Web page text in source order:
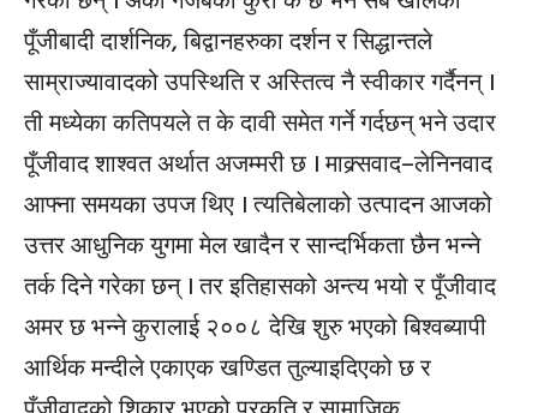
पूँजीबादी दार्शनिक, बिद्वानहरुका दर्शन र सिद्धान्तले
साम्राज्यावादको उपस्थिति र अस्तित्व नै स्वीकार गर्दैनन् ।
ती मध्येका कतिपयले त के दावी समेत गर्ने गर्दछन् भने उदार
पूँजीवाद शाश्वत अर्थात अजम्मरी छ । माक्र्सवाद–लेनिनवाद
आफ्ना समयका उपज थिए । त्यतिबेलाको उत्पादन आजको
उत्तर आधुनिक युगमा मेल खादैन र सान्दर्भिकता छैन भन्ने
तर्क दिने गरेका छन् । तर इतिहासको अन्त्य भयो र पूँजीवाद
अमर छ भन्ने कुरालाई २००८ देखि शुरु भएको बिश्वब्यापी
आर्थिक मन्दीले एकाएक खण्डित तुल्याइदिएको छ र